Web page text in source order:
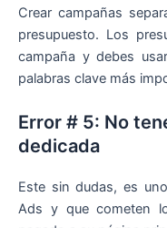
Crear campañas
presupuesto. Los
campaña y debes
palabras clave más
Error # 5: No
dedicada
Este sin dudas, es
Ads y que cometen